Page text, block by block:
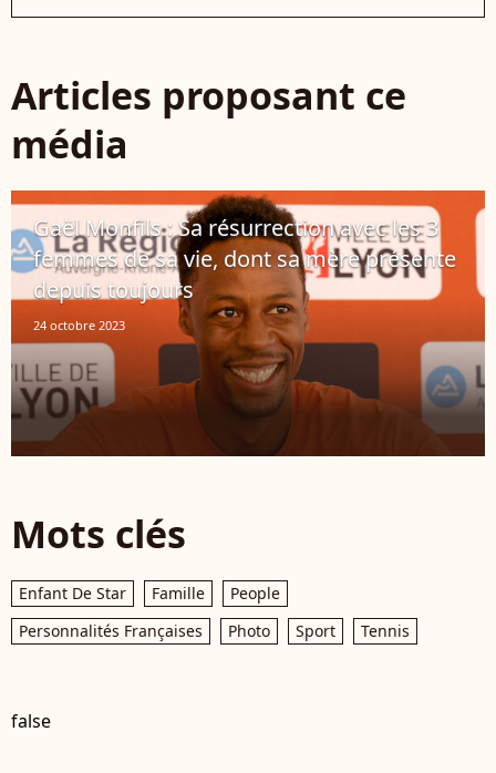
Articles proposant ce
média
Gaël Monfils : Sa résurrection avec les 3
femmes de sa vie, dont sa mère présente
depuis toujours
24 octobre 2023
Mots clés
Enfant De Star Famille
People
Personnalités Françaises
Photo Sport Tennis
false